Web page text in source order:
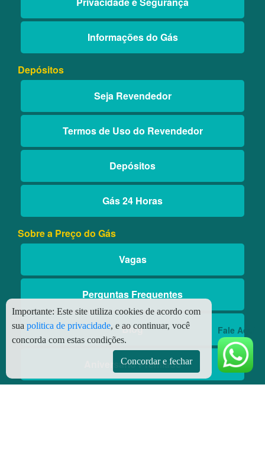
Fale Aqui
Informações do Gás
Depósitos
Seja Revendedor
Termos de Uso do Revendedor
Depósitos
Gás 24 Horas
Sobre a Preço do Gás
Vagas
Perguntas Frequentes
Blog
Aniversário Premiado
Importante: Este site utiliza cookies de acordo com
sua politica de privacidade, e ao continuar, você
concorda com estas condições.
Concordar e fechar